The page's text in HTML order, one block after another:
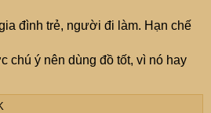
đình trẻ, người đi làm. Hạn chế
chú ý nên dùng đồ tốt, vì nó hay